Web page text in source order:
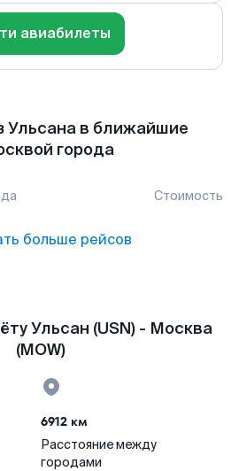
авиабилеты
Ульсана в ближайшие
города
Стоимость
больше рейсов
Ульсан (USN) - Москва
(MOW)
6912 км
Расстояние между
городами